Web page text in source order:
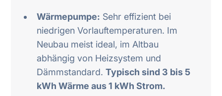
Wärmepumpe: Sehr effizient bei
niedrigen Vorlauftemperaturen. Im
Neubau meist ideal, im Altbau
abhängig von Heizsystem und
Dämmstandard.Typisch sind 3 bis 5
kWh Wärme aus 1 kWh Strom.